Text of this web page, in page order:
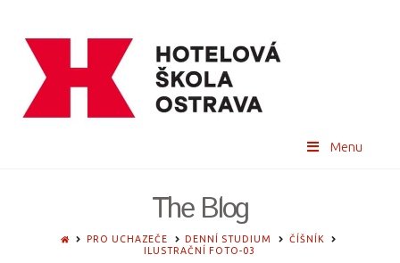
Menu
The Blog
HOMEPRO UCHAZEČE DENNÍ STUDIUM
ČÍŠNÍK
ILUSTRAČNÍ FOTO-03